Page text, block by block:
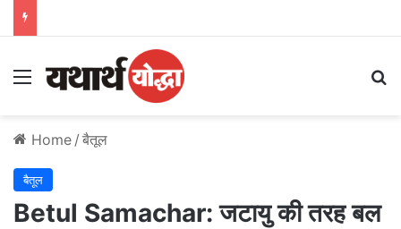
Menu
Home / बैतूल
बैतूल
Betul Samachar: जटायु की तरह बल